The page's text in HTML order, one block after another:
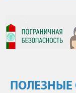
ПОЛЕЗНЫЕ